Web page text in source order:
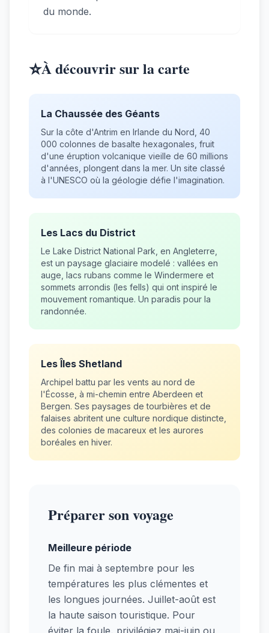
du monde.
⭐À découvrir sur la carte
La Chaussée des Géants
Sur la côte d'Antrim en Irlande du Nord, 40
000 colonnes de basalte hexagonales, fruit
d'une éruption volcanique vieille de 60 millions
d'années, plongent dans la mer. Un site classé
à l'UNESCO où la géologie défie l'imagination.
Les Lacs du District
Le Lake District National Park, en Angleterre,
est un paysage glaciaire modelé : vallées en
auge, lacs rubans comme le Windermere et
sommets arrondis (les fells) qui ont inspiré le
mouvement romantique. Un paradis pour la
randonnée.
Les Îles Shetland
Archipel battu par les vents au nord de
l'Écosse, à mi-chemin entre Aberdeen et
Bergen. Ses paysages de tourbières et de
falaises abritent une culture nordique distincte,
des colonies de macareux et les aurores
boréales en hiver.
Préparer son voyage
Meilleure période
De fin mai à septembre pour les
températures les plus clémentes et
les longues journées. Juillet-août est
la haute saison touristique. Pour